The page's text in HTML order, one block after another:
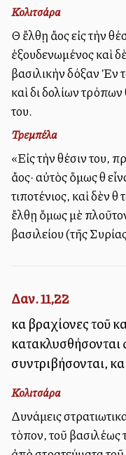
Κολιτσάρα
Θὰ ἔλθῃ ἄλλος εἰς τὴν
ἐξουδενωμένος καὶ
βασιλικὴν δόξαν Ἐν
καὶ διὰ δολίων
του.
Τρεμπέλα
«Εἰς τὴν θέσιν του,
ἄλλος· αὐτὸς ὅμως θὰ
τιποτένιος, καὶ δὲν
ἔλθῃ ὅμως μὲ
βασιλείου (τῆς
Δαν. 11,22
καὶ βραχίονες τοῦ
συντριβήσονται,
Κολιτσάρα
Δυνάμεις
τὸπον, τοῦ βασιλέως